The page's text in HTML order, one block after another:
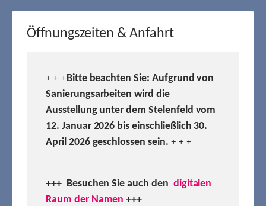
Öffnungszeiten & Anfahrt
+ + +Bitte beachten Sie: Aufgrund von
Sanierungsarbeiten wird die
Ausstellung unter dem Stelenfeld vom
12. Januar 2026 bis einschließlich 30.
April 2026 geschlossen sein. + + +
+++ Besuchen Sie auch den digitalen
Raum der Namen +++